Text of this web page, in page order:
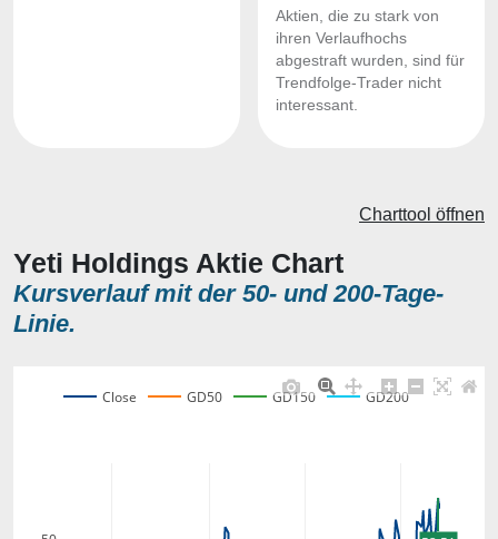
Aktien, die zu stark von
ihren Verlaufhochs
abgestraft wurden, sind für
Trendfolge-Trader nicht
interessant.
Yeti Holdings Aktie Chart
Kursverlauf mit der 50- und 200-Tage-
Linie.
Charttool öffnen
Close GD50 GD150 GD200